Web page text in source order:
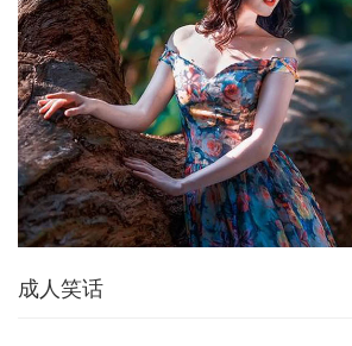
成人笑话